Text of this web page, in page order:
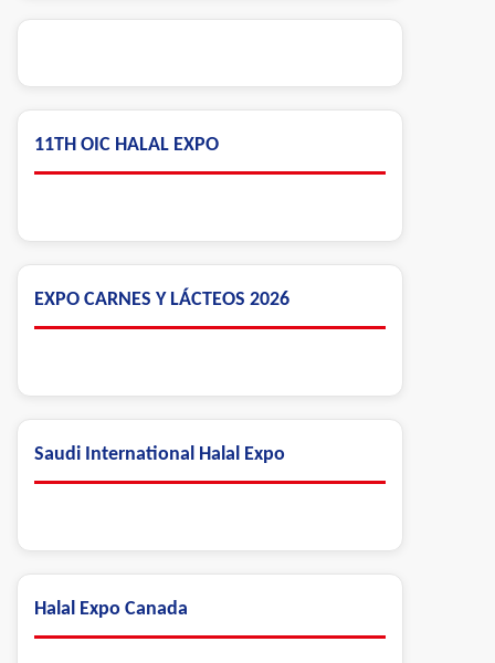
11TH OIC HALAL EXPO
EXPO CARNES Y LÁCTEOS 2026
Saudi International Halal Expo
Halal Expo Canada